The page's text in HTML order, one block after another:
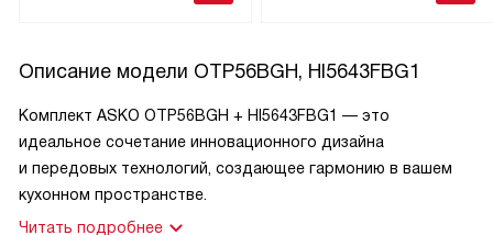
Описание модели OTP56BGH, HI5643FBG1
Комплект ASKO OTP56BGH + HI5643FBG1 — это
идеальное сочетание инновационного дизайна
и передовых технологий, создающее гармонию в вашем
кухонном пространстве.
Читать подробнее